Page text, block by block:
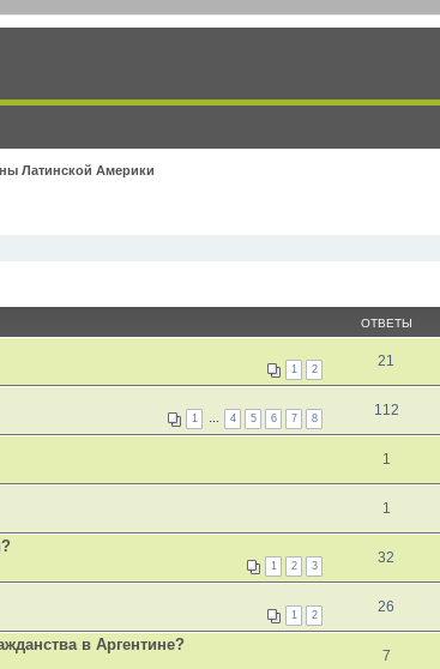
Латинской Америки
ОТВЕТЫ
1 2 21
1 … 4 5 6 7 8 112
1
1
1 2 3 32
1 2 26
в Аргентине?
7